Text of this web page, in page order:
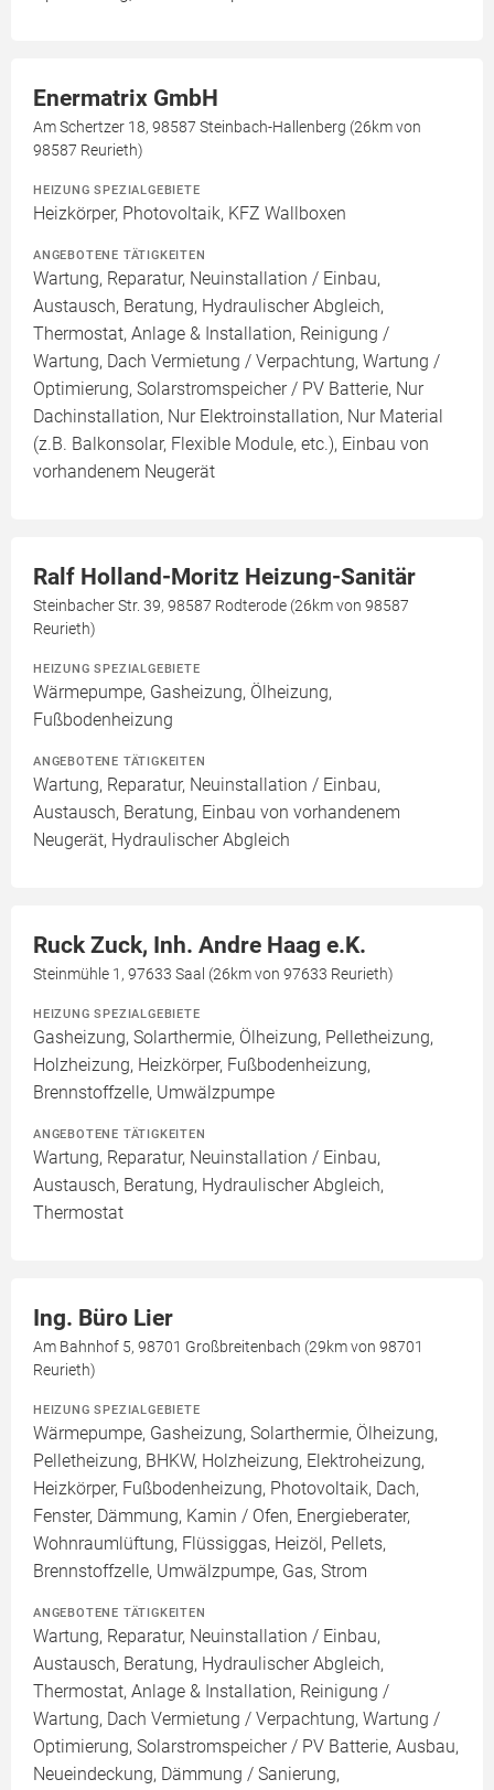
Enermatrix GmbH
Am Schertzer 18, 98587 Steinbach-Hallenberg (26km von
98587 Reurieth)
HEIZUNG SPEZIALGEBIETE
Heizkörper, Photovoltaik, KFZ Wallboxen
ANGEBOTENE TÄTIGKEITEN
Wartung, Reparatur, Neuinstallation / Einbau,
Austausch, Beratung, Hydraulischer Abgleich,
Thermostat, Anlage & Installation, Reinigung /
Wartung, Dach Vermietung / Verpachtung, Wartung /
Optimierung, Solarstromspeicher / PV Batterie, Nur
Dachinstallation, Nur Elektroinstallation, Nur Material
(z.B. Balkonsolar, Flexible Module, etc.), Einbau von
vorhandenem Neugerät
Ralf Holland-Moritz Heizung-Sanitär
Steinbacher Str. 39, 98587 Rodterode (26km von 98587
Reurieth)
HEIZUNG SPEZIALGEBIETE
Wärmepumpe, Gasheizung, Ölheizung,
Fußbodenheizung
ANGEBOTENE TÄTIGKEITEN
Wartung, Reparatur, Neuinstallation / Einbau,
Austausch, Beratung, Einbau von vorhandenem
Neugerät, Hydraulischer Abgleich
Ruck Zuck, Inh. Andre Haag e.K.
Steinmühle 1, 97633 Saal (26km von 97633 Reurieth)
HEIZUNG SPEZIALGEBIETE
Gasheizung, Solarthermie, Ölheizung, Pelletheizung,
Holzheizung, Heizkörper, Fußbodenheizung,
Brennstoffzelle, Umwälzpumpe
ANGEBOTENE TÄTIGKEITEN
Wartung, Reparatur, Neuinstallation / Einbau,
Austausch, Beratung, Hydraulischer Abgleich,
Thermostat
Ing. Büro Lier
Am Bahnhof 5, 98701 Großbreitenbach (29km von 98701
Reurieth)
HEIZUNG SPEZIALGEBIETE
Wärmepumpe, Gasheizung, Solarthermie, Ölheizung,
Pelletheizung, BHKW, Holzheizung, Elektroheizung,
Heizkörper, Fußbodenheizung, Photovoltaik, Dach,
Fenster, Dämmung, Kamin / Ofen, Energieberater,
Wohnraumlüftung, Flüssiggas, Heizöl, Pellets,
Brennstoffzelle, Umwälzpumpe, Gas, Strom
ANGEBOTENE TÄTIGKEITEN
Wartung, Reparatur, Neuinstallation / Einbau,
Austausch, Beratung, Hydraulischer Abgleich,
Thermostat, Anlage & Installation, Reinigung /
Wartung, Dach Vermietung / Verpachtung, Wartung /
Optimierung, Solarstromspeicher / PV Batterie, Ausbau,
Neueindeckung, Dämmung / Sanierung,